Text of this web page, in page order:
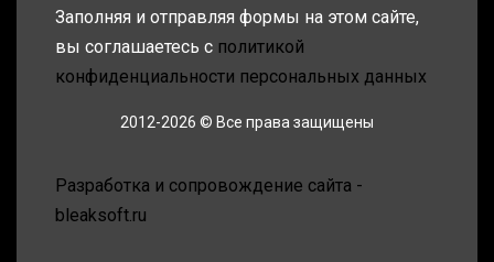
Заполняя и отправляя формы на этом сайте,
вы соглашаетесь с политикой
конфиденциальности персональных данных
2012-2026 © Все права защищены
Разработка и сопровождение сайта -
bleaksoft.ru